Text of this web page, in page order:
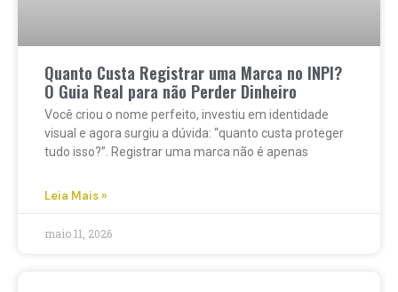
Quanto Custa Registrar uma Marca no INPI?
O Guia Real para não Perder Dinheiro
Você criou o nome perfeito, investiu em identidade
visual e agora surgiu a dúvida: “quanto custa proteger
tudo isso?”. Registrar uma marca não é apenas
Leia Mais »
maio 11, 2026